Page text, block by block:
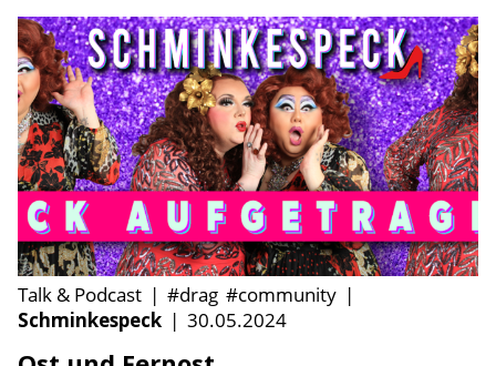
Talk & Podcast | #drag #community |
Schminkespeck | 30.05.2024